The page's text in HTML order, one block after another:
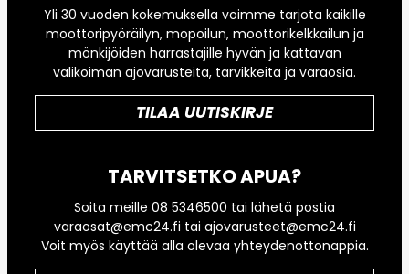
Yli 30 vuoden kokemuksella voimme tarjota kaikille
moottoripyöräilyn, mopoilun, moottorikelkkailun ja
mönkijöiden harrastajille hyvän ja kattavan
valikoiman ajovarusteita, tarvikkeita ja varaosia.
TILAA UUTISKIRJE
TARVITSETKO APUA?
Soita meille 08 5346500 tai lähetä postia
varaosat@emc24.fi tai ajovarusteet@emc24.fi
Voit myös käyttää alla olevaa yhteydenottonappia.